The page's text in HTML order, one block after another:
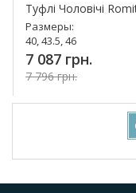
Туфлі Чоловічі
Размеры:
40, 43.5, 46
7 087 грн.
7 796 грн.